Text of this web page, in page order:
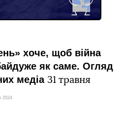
хоче, щоб війна
як саме. Огляд
медіа 31 травня
2024